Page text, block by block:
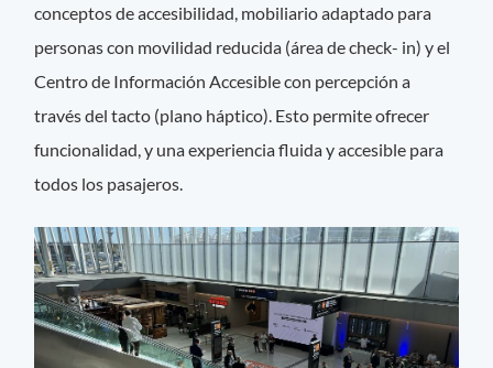
conceptos de accesibilidad, mobiliario adaptado para
personas con movilidad reducida (área de check- in) y el
Centro de Información Accesible con percepción a
través del tacto (plano háptico). Esto permite ofrecer
funcionalidad, y una experiencia fluida y accesible para
todos los pasajeros.